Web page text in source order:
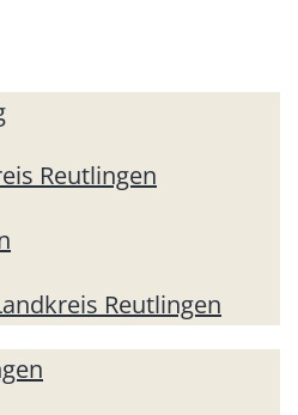
Reutlingen
Reutlingen